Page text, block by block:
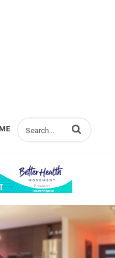
Enter terms to